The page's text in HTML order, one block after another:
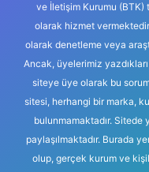
ve İletişim Kurumu (BTK)
olarak hizmet
olarak denetleme veya
Ancak, üyelerimiz
siteye üye olarak bu
sitesi, herhangi bir marka,
bulunmamaktadır. Sitede
paylaşılmaktadır. Burada
olup, gerçek kurum ve